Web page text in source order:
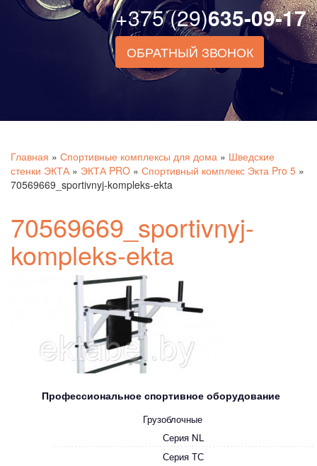
+375 (29)635-09-17
ОБРАТНЫЙ ЗВОНОК
Главная » Спортивные комплексы для дома » Шведские
стенки ЭКТА» ЭКТА PRO » Спортивный комплекс Экта Pro 5 »
70569669_sportivnyj-kompleks-ekta
Профессиональное спортивное оборудование
Грузоблочные
Серия NL
Серия ТС
70569669_sportivnyj-
kompleks-ekta